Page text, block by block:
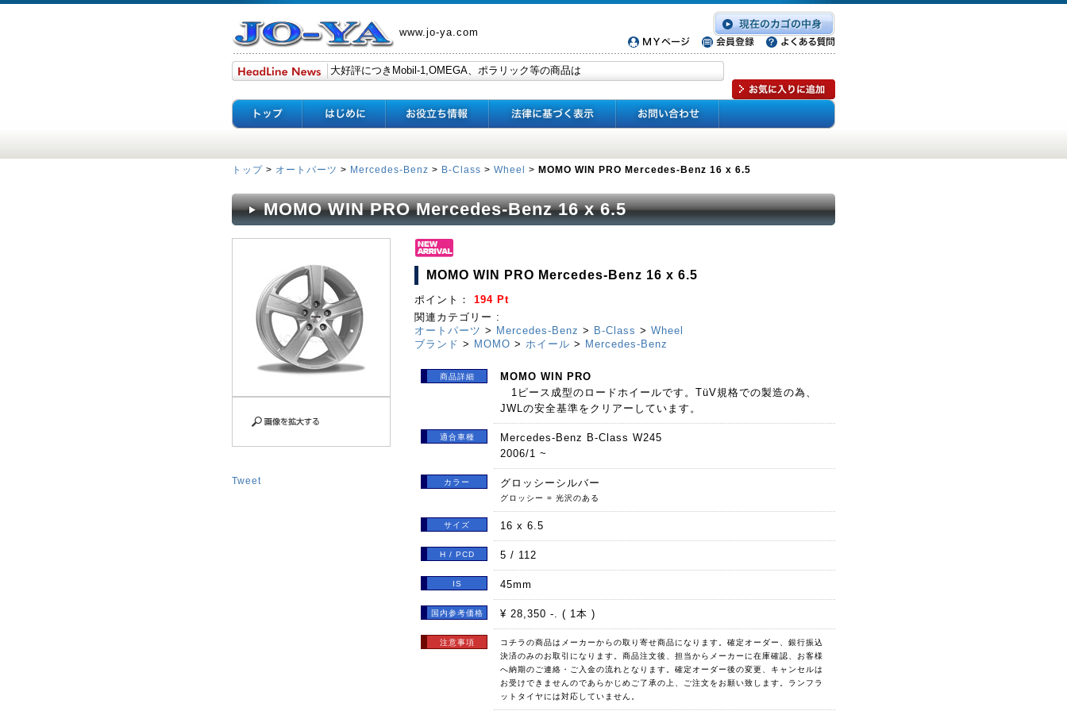
www.jo-ya.com
トップ > オートパーツ > Mercedes-Benz > B-Class > Wheel > MOMO WIN PRO Mercedes-Benz 16 x 6.5
MOMO WIN PRO Mercedes-Benz 16 x 6.5
Tweet
MOMO WIN PRO Mercedes-Benz 16 x 6.5
ポイント： 194 Pt
関連カテゴリー :
オートパーツ > Mercedes-Benz > B-Class > Wheel
ブランド > MOMO > ホイール > Mercedes-Benz
商品詳細
MOMO WIN PRO
1ピース成型のロードホイールです。TüV規格での製造の為、
JWLの安全基準をクリアーしています。
適合車種
Mercedes-Benz B-Class W245
2006/1 ~
カラー グロッシーシルバー
グロッシー = 光沢のある
サイズ 16 x 6.5
H / PCD 5 / 112
IS 45mm
国内参考価格 ¥ 28,350 -. ( 1本 )
注意事項
コチラの商品はメーカーからの取り寄せ商品になります。確定オーダー、銀行振込
決済のみのお取引になります。商品注文後、担当からメーカーに在庫確認、お客様
へ納期のご連絡・ご入金の流れとなります。確定オーダー後の変更、キャンセルは
お受けできませんのであらかじめご了承の上、ご注文をお願い致します。ランフラ
ットタイヤには対応していません。